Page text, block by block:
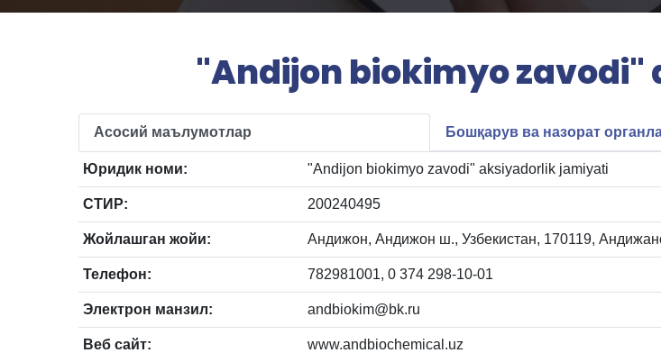
"Andijon biokimyo
Асосий маълумотлар Бошқарув ва назорат
Юридик номи: "Andijon biokimyo zavodi" aksiyadorlik jamiyati
СТИР: 200240495
Жойлашган жойи: Андижон, Андижон ш., Узбекистан, 170119,
Телефон: 782981001, 0 374 298-10-01
Электрон манзил: andbiokim@bk.ru
Веб сайт: www.andbiochemical.uz